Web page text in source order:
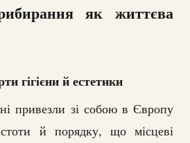
як життєва
гігієни й естетики
привезли зі собою в Європу
й порядку, що місцеві